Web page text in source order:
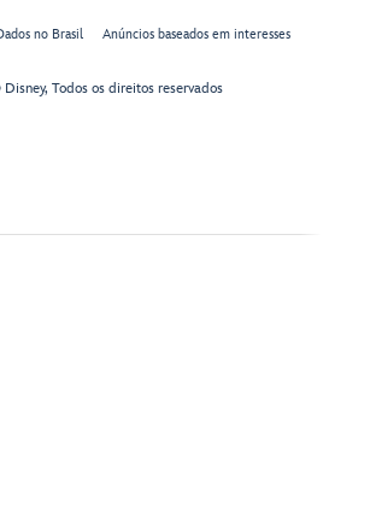
no Brasil Anúncios baseados em interesses
Todos os direitos reservados